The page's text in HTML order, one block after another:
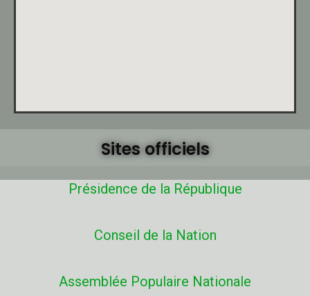
Sites officiels
Présidence de la République
Conseil de la Nation
Assemblée Populaire Nationale